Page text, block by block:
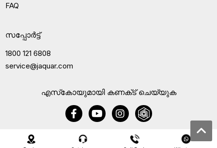
എസ്‍കോയുമായി കണക്‌ട് ചെയ്യുക
FAQ
സപ്പോർട്ട്
1800 121 6808
service@jaquar.com